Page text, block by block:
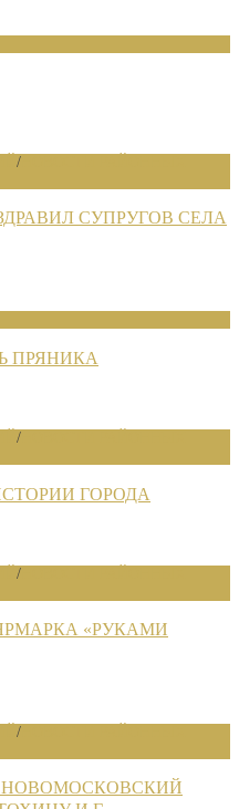
/
СУПРУГОВ СЕЛА
ПРЯНИКА
/
ГОРОДА
/
«РУКАМИ
/